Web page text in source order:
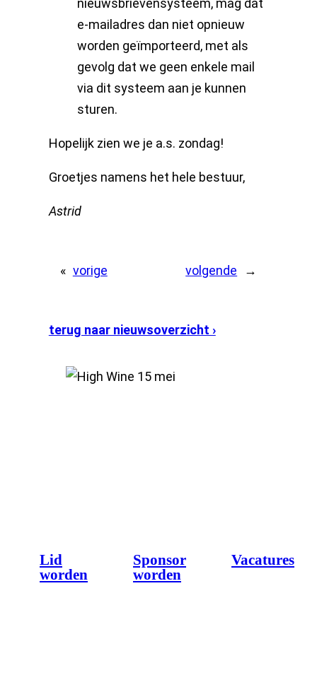
e-mailadres dan niet opnieuw
worden geïmporteerd, met als
gevolg dat we geen enkele mail
via dit systeem aan je kunnen
sturen.
Hopelijk zien we je a.s. zondag!
Groetjes namens het hele bestuur,
Astrid
« vorige volgende →
terug naar nieuwsoverzicht ›
Lid
worden
Sponsor
worden
Vacatures